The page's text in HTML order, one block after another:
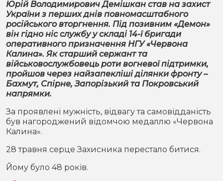
Конфлікти
Партнери
Спорт
Спорт
Футбол
Контакти
Підписатись на нас у Telegram
Юрій Володимирович Демішкан став на захист
України з перших днів повномасштабного
російського вторгнення. Під позивним «Демон»
він гідно ніс службу у складі 14-ї бригади
оперативного призначення НГУ «Червона
Калина». Як старший сержант та
військовослужбовець роти вогневої підтримки,
пройшов через найзапекліші ділянки фронту –
Бахмут, Спірне, Запорізький та Покровський
напрямки.
За проявлені мужність, відвагу та самовідданість
був нагороджений відомчою медаллю «Червона
Калина».
28 травня серце Захисника перестало битися.
Йому було 48 років.